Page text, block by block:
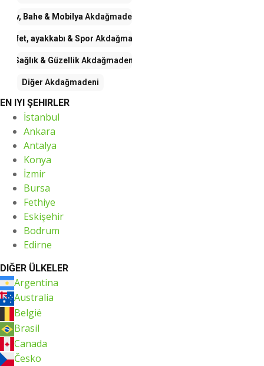
Ev, Bahe & Mobilya Akdağmadeni
Kıyafet, ayakkabı & Spor Akdağmadeni
Sağlık & GüzellikAkdağmadeni
Diğer Akdağmadeni
EN IYI ŞEHIRLER
İstanbul
Ankara
Antalya
Konya
İzmir
Bursa
Fethiye
Eskişehir
Bodrum
Edirne
DIĞER ÜLKELER
Argentina
Australia
België
Brasil
Canada
Česko